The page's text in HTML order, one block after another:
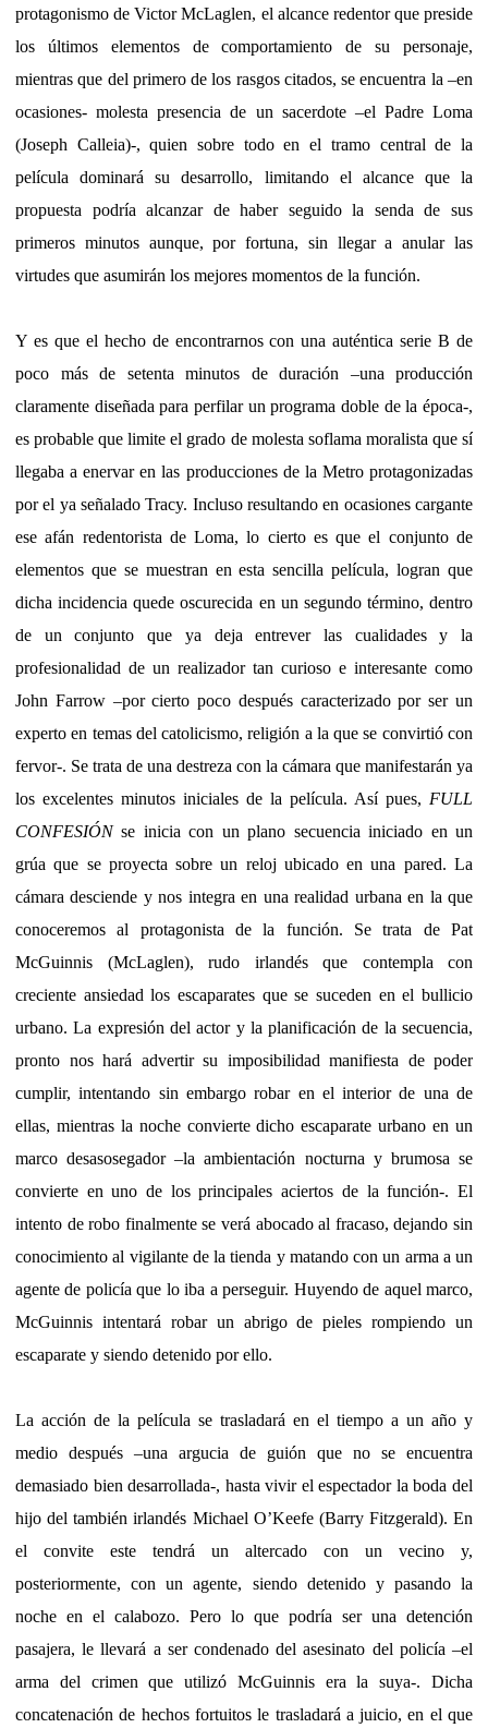
protagonismo de Victor McLaglen, el alcance redentor que preside
los últimos elementos de comportamiento de su personaje,
mientras que del primero de los rasgos citados, se encuentra la –en
ocasiones- molesta presencia de un sacerdote –el Padre Loma
(Joseph Calleia)-, quien sobre todo en el tramo central de la
película dominará su desarrollo, limitando el alcance que la
propuesta podría alcanzar de haber seguido la senda de sus
primeros minutos aunque, por fortuna, sin llegar a anular las
virtudes que asumirán los mejores momentos de la función.
Y es que el hecho de encontrarnos con una auténtica serie B de
poco más de setenta minutos de duración –una producción
claramente diseñada para perfilar un programa doble de la época-,
es probable que limite el grado de molesta soflama moralista que sí
llegaba a enervar en las producciones de la Metro protagonizadas
por el ya señalado Tracy. Incluso resultando en ocasiones cargante
ese afán redentorista de Loma, lo cierto es que el conjunto de
elementos que se muestran en esta sencilla película, logran que
dicha incidencia quede oscurecida en un segundo término, dentro
de un conjunto que ya deja entrever las cualidades y la
profesionalidad de un realizador tan curioso e interesante como
John Farrow –por cierto poco después caracterizado por ser un
experto en temas del catolicismo, religión a la que se convirtió con
fervor-. Se trata de una destreza con la cámara que manifestarán ya
los excelentes minutos iniciales de la película. Así pues, FULL
CONFESIÓNse inicia con un plano secuencia iniciado en un
grúa que se proyecta sobre un reloj ubicado en una pared. La
cámara desciende y nos integra en una realidad urbana en la que
conoceremos al protagonista de la función. Se trata de Pat
McGuinnis (McLaglen), rudo irlandés que contempla con
creciente ansiedad los escaparates que se suceden en el bullicio
urbano. La expresión del actor y la planificación de la secuencia,
pronto nos hará advertir su imposibilidad manifiesta de poder
cumplir, intentando sin embargo robar en el interior de una de
ellas, mientras la noche convierte dicho escaparate urbano en un
marco desasosegador –la ambientación nocturna y brumosa se
convierte en uno de los principales aciertos de la función-. El
intento de robo finalmente se verá abocado al fracaso, dejando sin
conocimiento al vigilante de la tienda y matando con un arma a un
agente de policía que lo iba a perseguir. Huyendo de aquel marco,
McGuinnis intentará robar un abrigo de pieles rompiendo un
escaparate y siendo detenido por ello.
La acción de la película se trasladará en el tiempo a un año y
medio después –una argucia de guión que no se encuentra
demasiado bien desarrollada-, hasta vivir el espectador la boda del
hijo del también irlandés Michael O’Keefe (Barry Fitzgerald). En
el convite este tendrá un altercado con un vecino y,
posteriormente, con un agente, siendo detenido y pasando la
noche en el calabozo. Pero lo que podría ser una detención
pasajera, le llevará a ser condenado del asesinato del policía –el
arma del crimen que utilizó McGuinnis era la suya-. Dicha
concatenación de hechos fortuitos le trasladará a juicio, en el que